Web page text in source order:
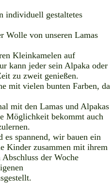
individuell gestaltetes
Wolle von unseren Lamas
Kleinkamelen auf
kann jeder sein Alpaka oder
zu zweit genießen.
mit vielen bunten Farben, da
mit den Lamas und Alpakas
Möglichkeit bekommt auch
spannend, wir bauen ein
Kinder zusammen mit ihrem
der Woche